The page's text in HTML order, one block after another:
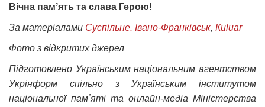
Вічна памʼять та слава Герою!
За матеріалами Суспільне. Івано-Франківськ, Кuluar
Фото з відкритих джерел
Підготовлено Українським національним агентством
Укрінформ спільно з Українським інститутом
національної памʼяті та онлайн-медіа Міністерства